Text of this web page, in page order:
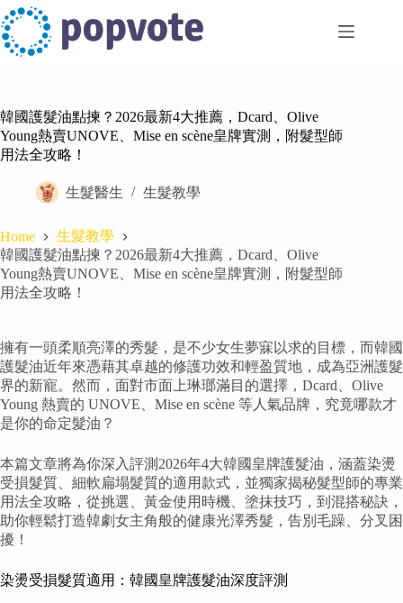
Skip
to
content
韓國護髮油點揀？2026最新4大推薦，Dcard、Olive
Young熱賣UNOVE、Mise en scène皇牌實測，附髮型師
用法全攻略！
生髮醫生 生髮教學
Home
生髮教學
韓國護髮油點揀？2026最新4大推薦，Dcard、Olive
Young熱賣UNOVE、Mise en scène皇牌實測，附髮型師
用法全攻略！
擁有一頭柔順亮澤的秀髮，是不少女生夢寐以求的目標，而韓國
護髮油近年來憑藉其卓越的修護功效和輕盈質地，成為亞洲護髮
界的新寵。然而，面對市面上琳瑯滿目的選擇，Dcard、Olive
Young 熱賣的 UNOVE、Mise en scène 等人氣品牌，究竟哪款才
是你的命定髮油？
本篇文章將為你深入評測2026年4大韓國皇牌護髮油，涵蓋染燙
受損髮質、細軟扁塌髮質的適用款式，並獨家揭秘髮型師的專業
用法全攻略，從挑選、黃金使用時機、塗抹技巧，到混搭秘訣，
助你輕鬆打造韓劇女主角般的健康光澤秀髮，告別毛躁、分叉困
擾！
染燙受損髮質適用：韓國皇牌護髮油深度評測